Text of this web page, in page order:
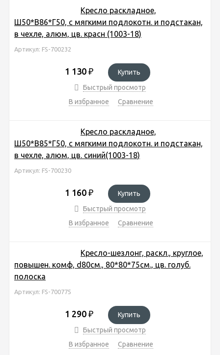
Кресло раскладное,
Ш50*В86*Г50, с мягкими подлокотн. и подстакан,
в чехле, алюм, цв. красн (1003-18)
Артикул: FS-700232
1 130 ₽
Купить
Быстрый просмотр
В избранное
Сравнение
Кресло раскладное,
Ш50*В85*Г50, с мягкими подлокотн. и подстакан,
в чехле, алюм, цв. синий(1003-18)
Артикул: FS-700230
1 160 ₽
Купить
Быстрый просмотр
В избранное
Сравнение
Кресло-шезлонг, раскл., круглое,
повышен. комф, d80см., 80*80*75см., цв. голуб.
полоска
Артикул: FS-700775
1 290 ₽
Купить
Быстрый просмотр
В избранное
Сравнение